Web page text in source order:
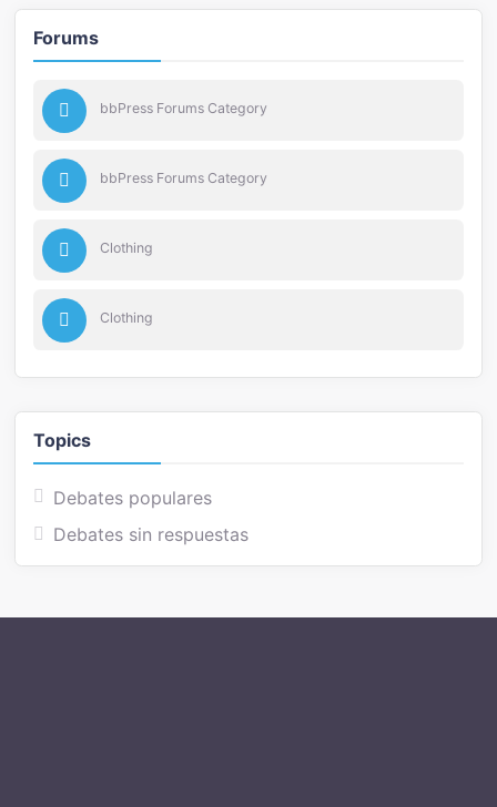
Forums
bbPress Forums Category
bbPress Forums Category
Clothing
Clothing
Topics
Debates populares
Debates sin respuestas